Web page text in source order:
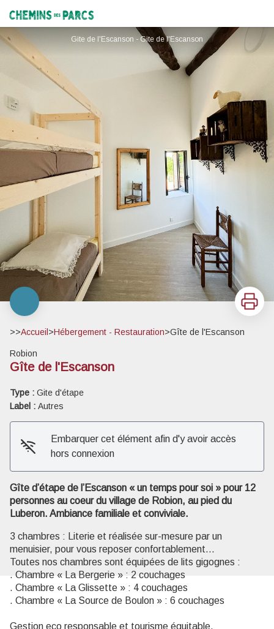
Chemins des Parcs
Gite de l'Escanson - Gite de l'Escanson
Voir l'image en plein écran
Imprimer
>>Accueil >Hébergement - Restauration>Gîte de l'Escanson
Robion
Gîte de l'Escanson
Type : Gite d'étape
Label : Autres
Embarquer cet élément afin d'y avoir accès
hors connexion
Gîte d’étape de l’Escanson « un temps pour soi » pour 12
personnes au coeur du village de Robion, au pied du
Luberon. Ambiance familiale et conviviale.
3 chambres : Literie et réalisée sur-mesure par un
menuisier, pour vous reposer confortablement…
Toutes nos chambres sont équipées de lits gigognes :
. Chambre « La Bergerie » : 2 couchages
. Chambre « La Glissette » : 4 couchages
. Chambre « La Source de Boulon » : 6 couchages
Gestion eco responsable et tourisme équitable.